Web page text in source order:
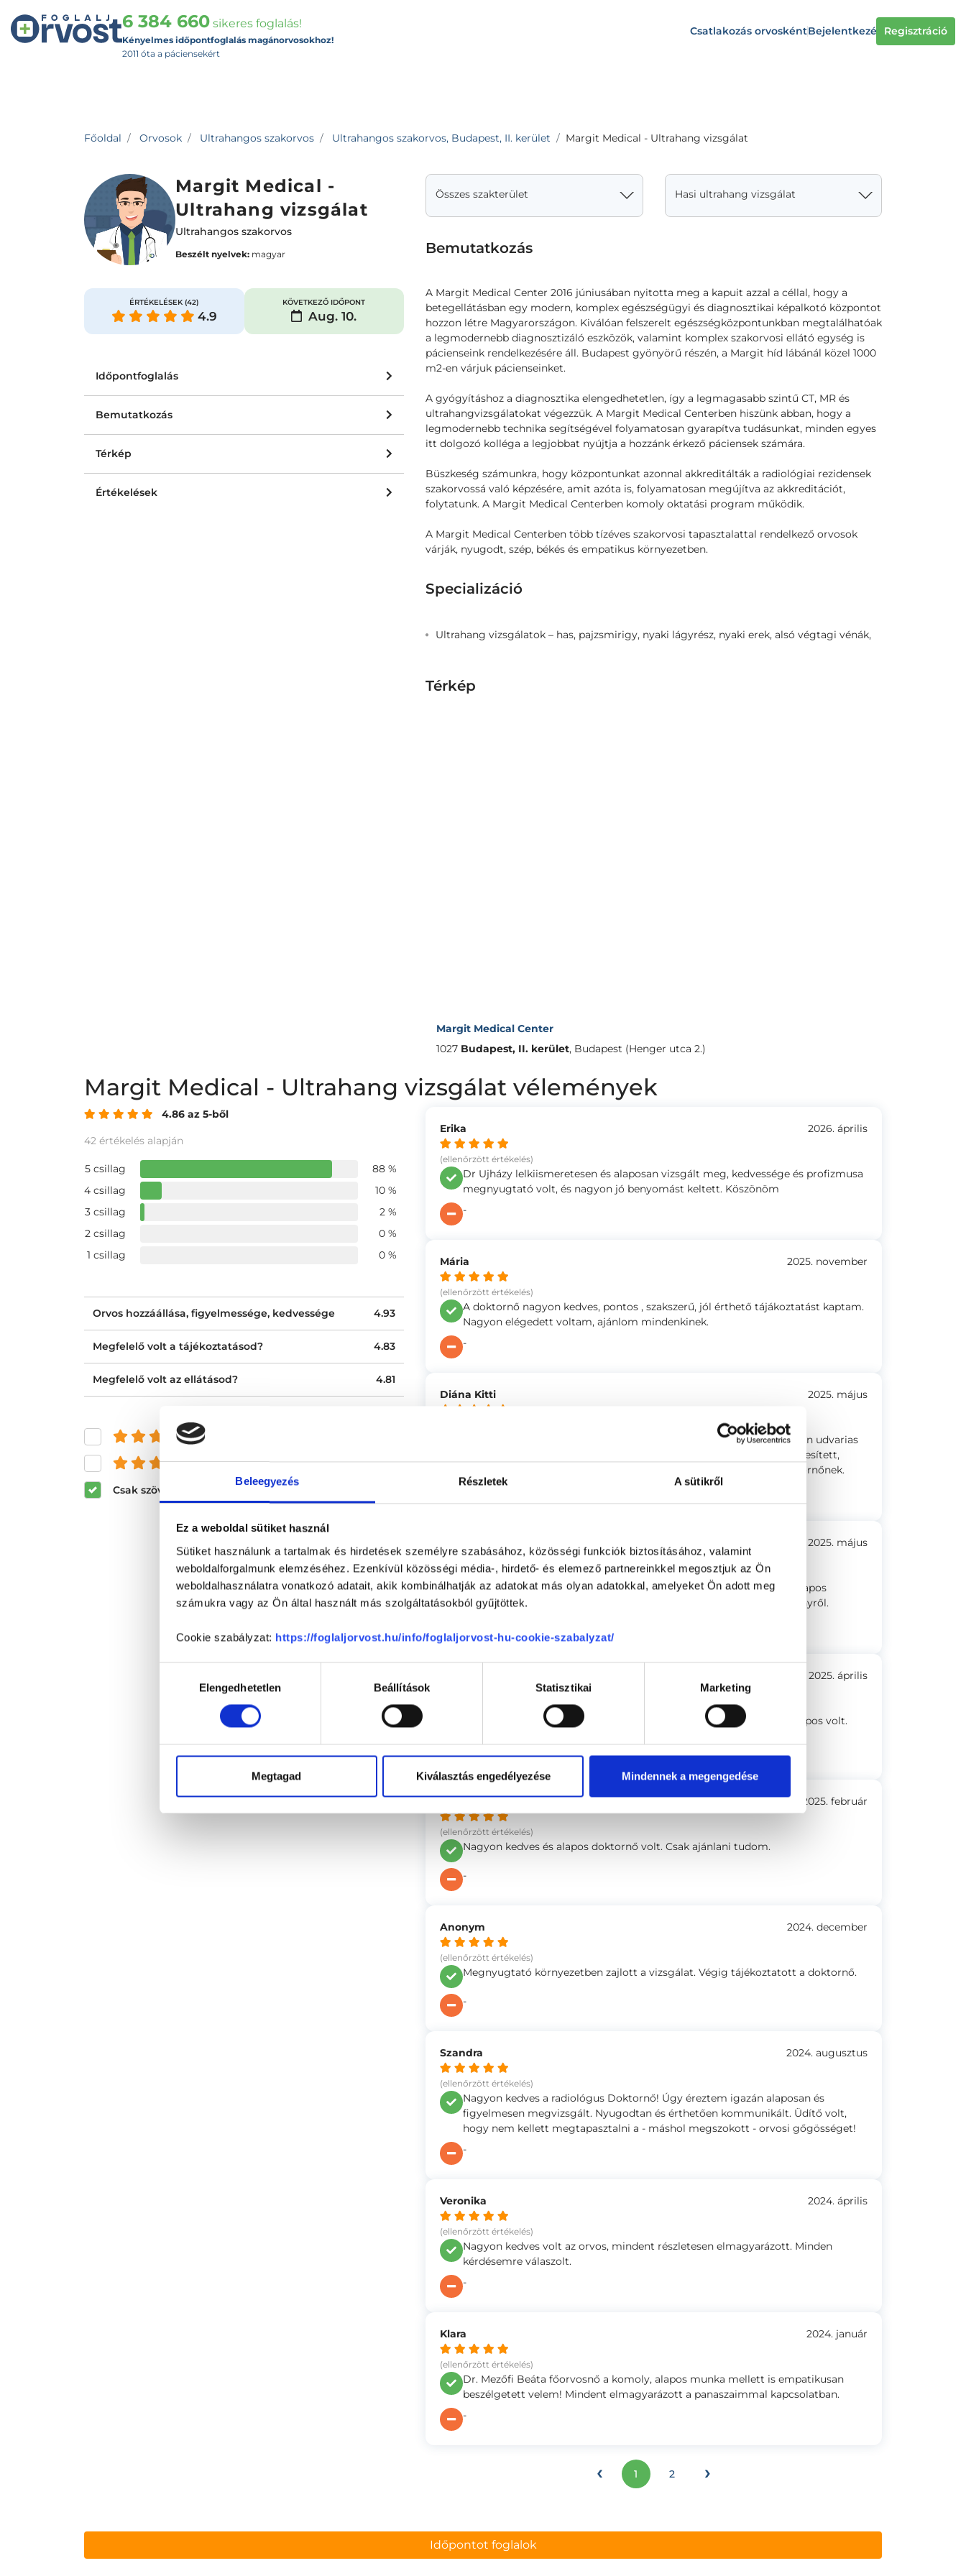
Beleegyezés Részletek A sütikről
Ez a weboldal sütiket használ
Sütiket használunk a tartalmak és hirdetések személyre szabásához, közösségi funkciók biztosításához, valamint
weboldalforgalmunk elemzéséhez. Ezenkívül közösségi média-, hirdető- és elemező partnereinkkel megosztjuk az Ön
weboldalhasználatra vonatkozó adatait, akik kombinálhatják az adatokat más olyan adatokkal, amelyeket Ön adott meg
számukra vagy az Ön által használt más szolgáltatásokból gyűjtöttek.
Cookie szabályzat: https://foglaljorvost.hu/info/foglaljorvost-hu-cookie-szabalyzat/
kiválasztásaElengedhetetlen Beállítások Statisztikai Marketing
Megtagad Kiválasztás engedélyezése Mindennek a megengedése
6 384 660 sikeres foglalás!
Kényelmes időpontfoglalás magánorvosokhoz!
2011 óta a páciensekért
Csatlakozás orvoskéntBejelentkezés Regisztráció
Főoldal Orvosok Ultrahangos szakorvos Ultrahangos szakorvos, Budapest, II. kerület Margit Medical - Ultrahang vizsgálat
Margit Medical -
Ultrahang vizsgálat
Ultrahangos szakorvos
Beszélt nyelvek: magyar
ÉRTÉKELÉSEK(42)
4.9
KÖVETKEZŐ IDŐPONT
Aug. 10.
Időpontfoglalás
Bemutatkozás
Térkép
Értékelések
Összes szakterület Hasi ultrahang vizsgálat
Bemutatkozás
A Margit Medical Center 2016 júniusában nyitotta meg a kapuit azzal a céllal, hogy a
betegellátásban egy modern, komplex egészségügyi és diagnosztikai képalkotó központot
hozzon létre Magyarországon. Kiválóan felszerelt egészségközpontunkban megtalálhatóak
a legmodernebb diagnosztizáló eszközök, valamint komplex szakorvosi ellátó egység is
pácienseink rendelkezésére áll. Budapest gyönyörű részén, a Margit híd lábánál közel 1000
m2-en várjuk pácienseinket.
A gyógyításhoz a diagnosztika elengedhetetlen, így a legmagasabb szintű CT, MR és
ultrahangvizsgálatokat végezzük. A Margit Medical Centerben hiszünk abban, hogy a
legmodernebb technika segítségével folyamatosan gyarapítva tudásunkat, minden egyes
itt dolgozó kolléga a legjobbat nyújtja a hozzánk érkező páciensek számára.
Büszkeség számunkra, hogy központunkat azonnal akkreditálták a radiológiai rezidensek
szakorvossá való képzésére, amit azóta is, folyamatosan megújítva az akkreditációt,
folytatunk. A Margit Medical Centerben komoly oktatási program működik.
A Margit Medical Centerben több tízéves szakorvosi tapasztalattal rendelkező orvosok
várják, nyugodt, szép, békés és empatikus környezetben.
Specializáció
Ultrahang vizsgálatok – has, pajzsmirigy, nyaki lágyrész, nyaki erek, alsó végtagi vénák,
Térkép
Margit Medical Center
1027 Budapest, II. kerület, Budapest (Henger utca 2.)
Margit Medical - Ultrahang vizsgálat vélemények
4.86 az 5-ből
42 értékelés alapján
5 csillag
88 %
4 csillag
10 %
3 csillag
2 %
2 csillag
0 %
1 csillag
0 %
Orvos hozzáállása, figyelmessége, kedvessége 4.93
Megfelelő volt a tájékoztatásod? 4.83
Megfelelő volt az ellátásod? 4.81
és felette
és felette
Csak szöveges értékelések megjelenítése
Erika
(ellenőrzött értékelés)
2026. április
Dr Ujházy lelkiismeretesen és alaposan vizsgált meg, kedvessége és profizmusa
megnyugtató volt, és nagyon jó benyomást keltett. Köszönöm
-
Mária
(ellenőrzött értékelés)
2025. november
A doktornő nagyon kedves, pontos , szakszerű, jól érthető tájákoztatást kaptam.
Nagyon elégedett voltam, ajánlom mindenkinek.
-
Diána Kitti 2025. május
Ultrahangra érkeztem Ujházy Viola Doktornőhöz, aki a vizsgálat során udvarias
és empatikus volt, minden kérdésemre türelmesen válaszolt. Egyéniesített,
kielégítő tájékoztatást kaptam. Ezúton is köszönök mindent a Doktornőnek.
(ellenőrzött értékelés)
2025. május
A radiológus orvos nagyon empatikusan állt a problémámhoz. Az alapos
vizsgálat után megnyugtató hangnemben tájékoztatott az eredményről.
2025. április
Az ultrahang diagnosztikát végző doktornő végtelenül kedves és alapos volt.
Mariann
(ellenőrzött értékelés)
2025. február
Nagyon kedves és alapos doktornő volt. Csak ajánlani tudom.
-
Anonym
(ellenőrzött értékelés)
2024. december
Megnyugtató környezetben zajlott a vizsgálat. Végig tájékoztatott a doktornő.
-
Szandra
(ellenőrzött értékelés)
2024. augusztus
Nagyon kedves a radiológus Doktornő! Úgy éreztem igazán alaposan és
figyelmesen megvizsgált. Nyugodtan és érthetően kommunikált. Üdítő volt,
hogy nem kellett megtapasztalni a - máshol megszokott - orvosi gőgösséget!
-
Veronika
(ellenőrzött értékelés)
2024. április
Nagyon kedves volt az orvos, mindent részletesen elmagyarázott. Minden
kérdésemre válaszolt.
-
Klara
(ellenőrzött értékelés)
2024. január
Dr. Mezőfi Beáta főorvosnő a komoly, alapos munka mellett is empatikusan
beszélgetett velem! Mindent elmagyarázott a panaszaimmal kapcsolatban.
-
‹ 1 2 ›
Időpontot foglalok